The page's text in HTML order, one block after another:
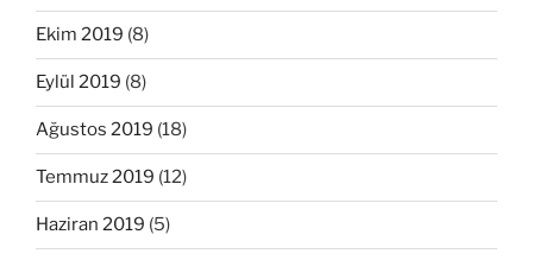
Ekim 2019 (8)
Eylül 2019 (8)
Ağustos 2019 (18)
Temmuz 2019 (12)
Haziran 2019 (5)